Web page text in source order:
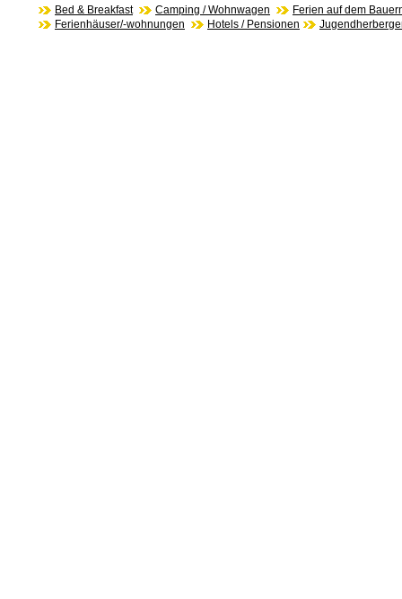
Bed & Breakfast Camping / Wohnwagen
Ferien auf dem
Ferienhäuser/-wohnungen
Hotels / Pensionen